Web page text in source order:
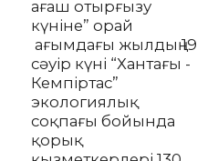
ағаш отырғызу
күніне” орай
ағымдағы жылдың 19
сәуір күні “Хантағы -
Кемпіртас”
экологиялық
соқпағы бойында
қорық